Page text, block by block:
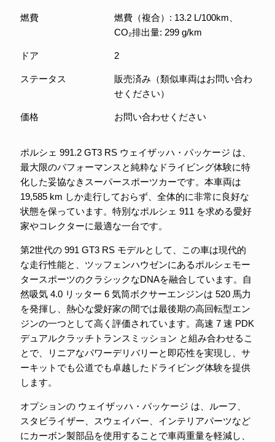
燃費
燃費（複合）: 13.2 L/100km、
CO₂排出量: 299 g/km
ドア 2
ステータス
販売済み（類似車両はお問い合わ
せください）
価格 お問い合わせください
ポルシェ 991.2 GT3 RS ウェイザッハ・パッケージ は、
最大限のパフォーマンスと純粋なドライビング体験に特
化した妥協なきスーパースポーツカーです。本車両は
19,585 km しか走行しておらず、全体的に非常に良好な
状態を保っています。特別なポルシェ 911 を求める愛好
家やコレクターに最適な一台です。
第2世代の 991 GT3 RS モデルとして、この車は現代的
な走行性能と、ツッフェンハウゼンにあるポルシェモー
タースポーツのクラシックなDNAを融合しています。自
然吸気 4.0 リッター 6 気筒ボクサーエンジンは 520 馬力
を発揮し、熱心な愛好家の間では最後期の高回転型エン
ジンの一つとして高く評価されています。高速 7 速 PDK
デュアルクラッチトランスミッション と組み合わせるこ
とで、リニアなパワーデリバリーと即応性を実現し、サ
ーキットでも公道でも卓越したドライビング体験を提供
します。
オプションの ウェイザッハ・パッケージ は、ルーフ、
スタビライザー、スウェイバー、インテリアパーツなど
にカーボン製部品を使用することで車両重量を軽減し、